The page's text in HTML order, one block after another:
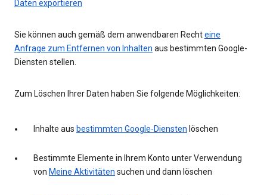
Daten exportieren
Sie können auch gemäß dem anwendbaren Rechteine
Anfrage zum Entfernen von Inhalten aus bestimmten Google-
Diensten stellen.
Zum Löschen Ihrer Daten haben Sie folgende Möglichkeiten:
Inhalte aus bestimmten Google-Diensten löschen
Bestimmte Elemente in Ihrem Konto unter Verwendung
von Meine Aktivitäten suchen und dann löschen